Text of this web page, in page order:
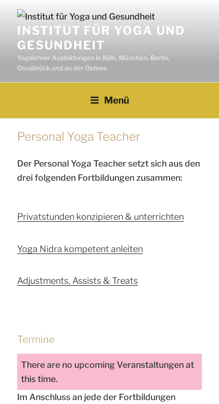
springenINSTITUT FÜR YOGA UND
GESUNDHEIT
Yogalehrer Ausbildungen in Köln, München, Berlin,
Osnabrück und an der Ostsee
Menü
Personal Yoga Teacher
Der Personal Yoga Teacher setzt sich aus den
drei folgenden Fortbildungen zusammen:
Privatstunden konzipieren & unterrichten
Yoga Nidra kompetent anleiten
Adjustments, Assists & Treats
Termine
There are no upcoming Veranstaltungen at
this time.
Im Anschluss an jede der Fortbildungen